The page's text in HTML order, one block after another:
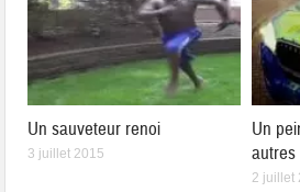
Un sauveteur renoi
3 juillet 2015
Un
autres
2 juillet